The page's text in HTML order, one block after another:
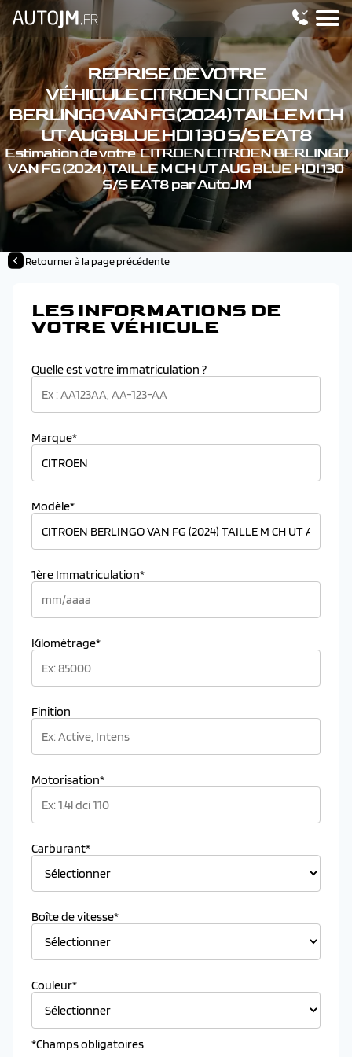
REPRISE DE VOTRE
VÉHICULE CITROEN CITROEN
BERLINGO VAN FG (2024) TAILLE M CH
UT AUG BLUE HDI 130 S/S EAT8
Estimation de votre CITROEN CITROEN BERLINGO
VAN FG (2024) TAILLE M CH UT AUG BLUE HDI 130
S/S EAT8 par AutoJM
Retourner à la page précédente
LES INFORMATIONS DE
VOTRE VÉHICULE
Quelle est votre immatriculation ?
Marque*
Modèle*
1ère Immatriculation*
Kilométrage*
Finition
Motorisation*
Carburant*
Boîte de vitesse*
Couleur*
*Champs obligatoires